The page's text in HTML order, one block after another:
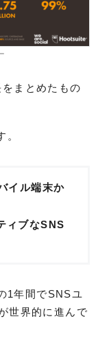
まとめたもの
。
イル端末か
ィブなSNS
1年間でSNSユ
世界的に進んで